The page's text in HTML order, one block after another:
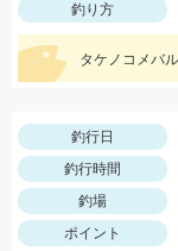
釣り方
釣行日
釣行時間
釣場
ポイント